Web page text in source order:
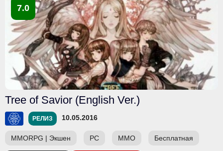
7.0
Tree of Savior (English Ver.)
РЕЛИЗ 10.05.2016
MMORPG | Экшен PC ММО Бесплатная